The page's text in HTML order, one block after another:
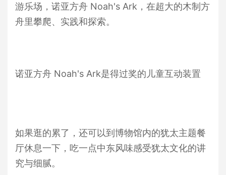
游乐场，诺亚方舟 Noah's Ark，在超大的木制方
舟里攀爬、实践和探索。
诺亚方舟 Noah's Ark是得过奖的儿童互动装置
如果逛的累了，还可以到博物馆内的犹太主题餐
厅休息一下，吃一点中东风味感受犹太文化的讲
究与细腻。